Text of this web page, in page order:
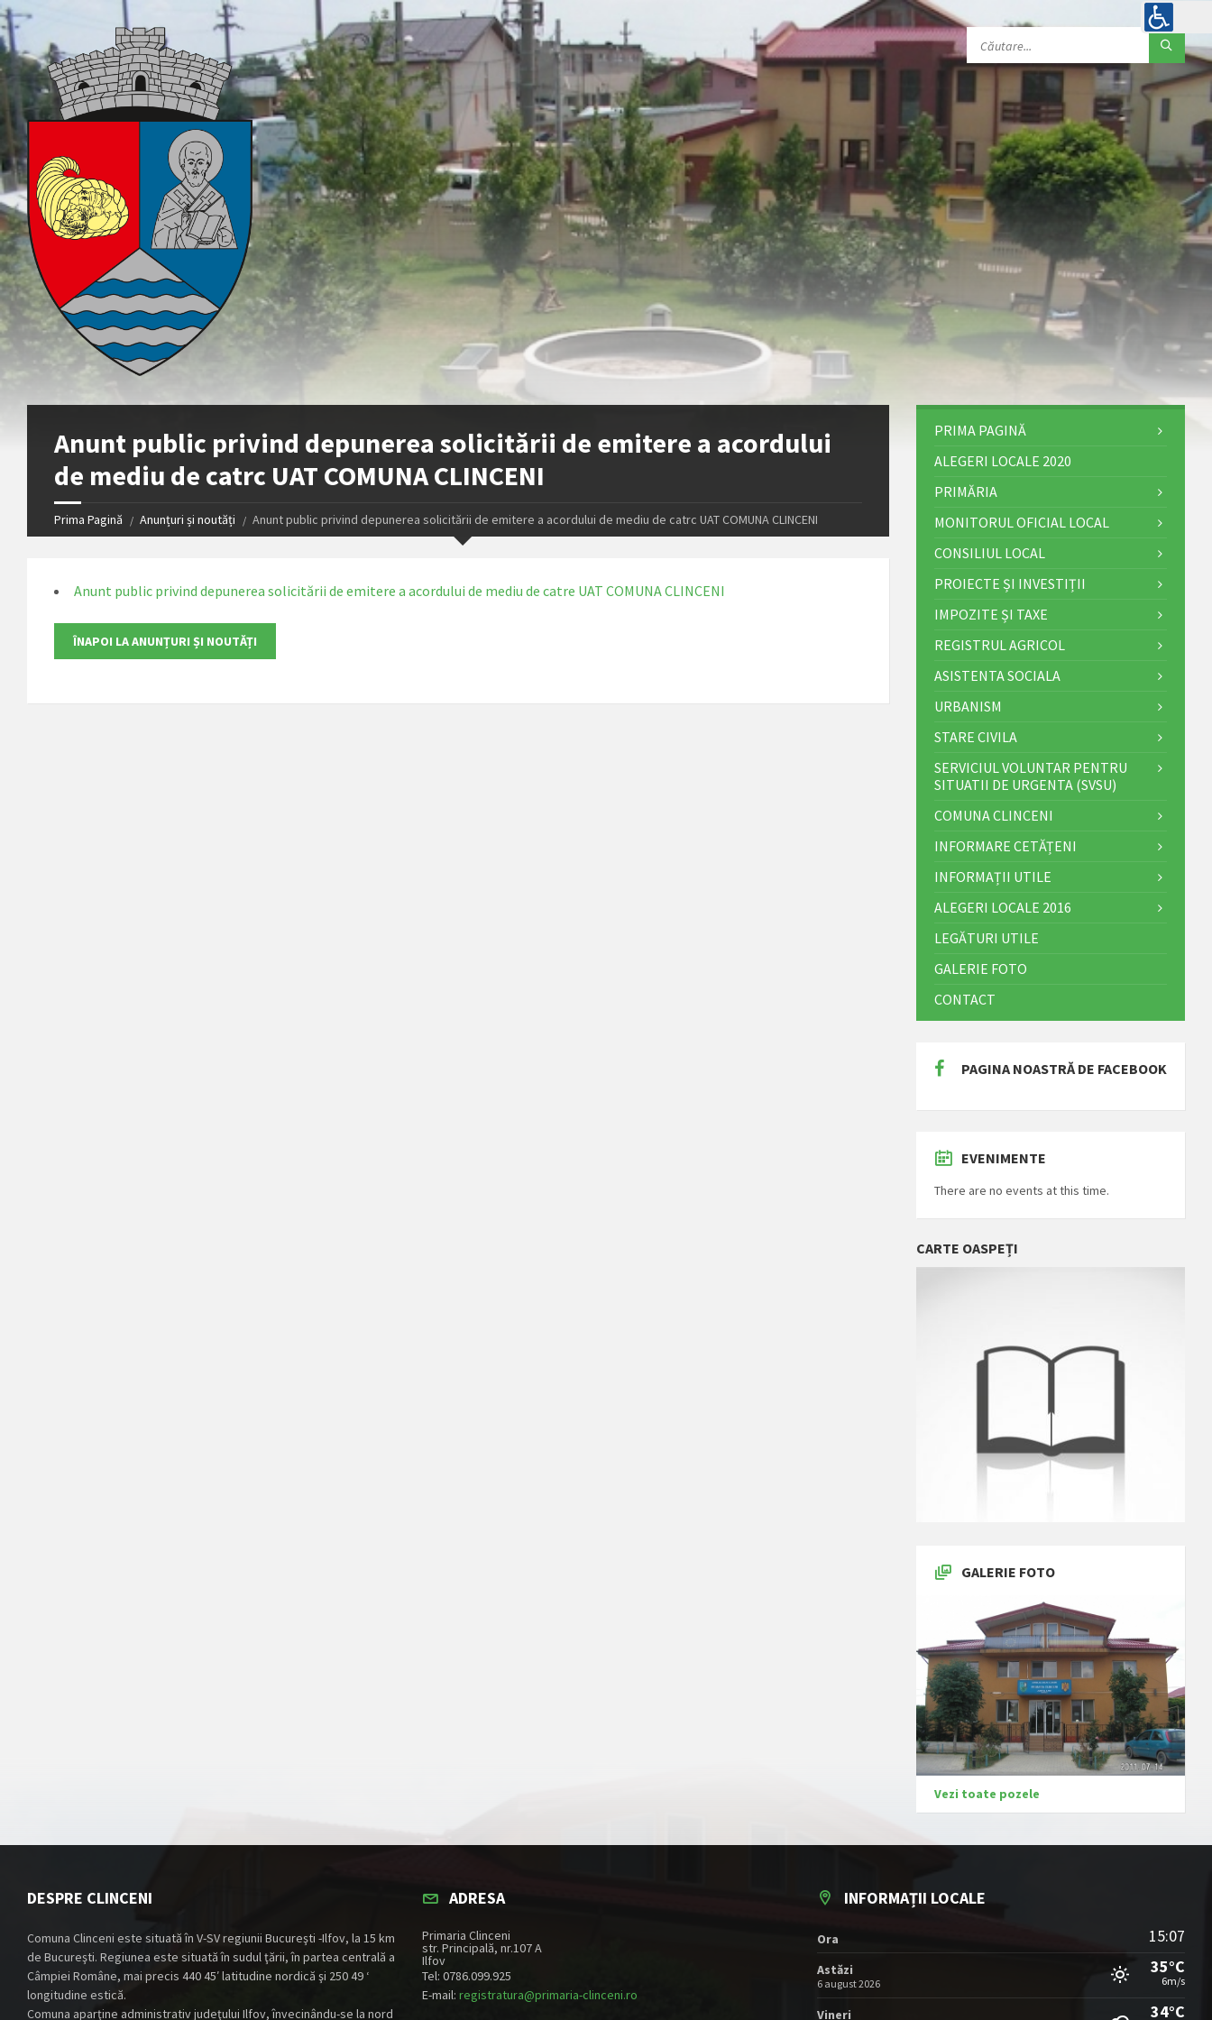
Anunt public privind depunerea solicitării de emitere a acordului
de mediu de catrc UAT COMUNA CLINCENI
Prima Pagină Anunțuri și noutăți Anunt public privind depunerea solicitării de emitere a acordului de mediu de catrc UAT COMUNA CLINCENI
Anunt public privind depunerea solicitării de emitere a acordului de mediu de catre UAT COMUNA CLINCENI
PRIMA PAGINĂ
ALEGERI LOCALE 2020
PRIMĂRIA
MONITORUL OFICIAL LOCAL
CONSILIUL LOCAL
PROIECTE ȘI INVESTIȚII
IMPOZITE ȘI TAXE
REGISTRUL AGRICOL
ASISTENTA SOCIALA
URBANISM
STARE CIVILA
SERVICIUL VOLUNTAR PENTRU
SITUATII DE URGENTA (SVSU)
COMUNA CLINCENI
INFORMARE CETĂȚENI
INFORMAȚII UTILE
ALEGERI LOCALE 2016
LEGĂTURI UTILE
GALERIE FOTO
CONTACT
PAGINA NOASTRĂ DE FACEBOOK
EVENIMENTE
There are no events at this time.
CARTE OASPEȚI
GALERIE FOTO
Vezi toate pozele
DESPRE CLINCENI
Comuna Clinceni este situată în V-SV regiunii Bucureşti -Ilfov, la 15 km
de Bucureşti. Regiunea este situată în sudul ţării, în partea centrală a
Câmpiei Române, mai precis 440 45′ latitudine nordică şi 250 49 ‘
longitudine estică.
Comuna aparţine administrativ judeţului Ilfov, învecinându-se la nord
ADRESA
Primaria Clinceni
str. Principală, nr.107 A
Ilfov
Tel: 0786.099.925
E-mail: registratura@primaria-clinceni.ro
INFORMAȚII LOCALE
Ora 15:07
Astăzi
6 august 2026
35°C
6m/s
Vineri 34°C